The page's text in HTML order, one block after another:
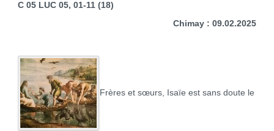
C 05 LUC 05, 01-11 (18)
Chimay : 09.02.2025
Frères et sœurs, Isaïe est sans doute le